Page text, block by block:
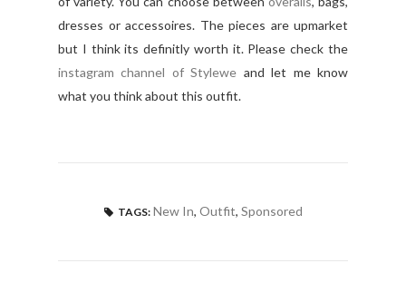
dresses or accessoires. The pieces are upmarket
but I think its definitly worth it. Please check the
instagram channel of Stylewe and let me know
what you think about this outfit.
TAGS: New In, Outfit, Sponsored